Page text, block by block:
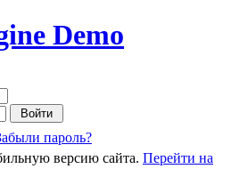
Demo
пароль?
версию сайта. Перейти на